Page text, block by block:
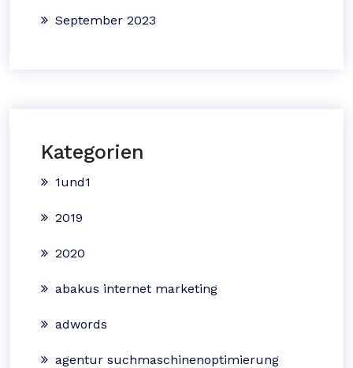
September 2023
Kategorien
1und1
2019
2020
abakus internet marketing
adwords
agentur suchmaschinenoptimierung